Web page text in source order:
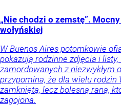
„Nie chodzi o zemstę”.
wołyńskiej
W Buenos Aires potomkowie
pokazują rodzinne zdjęcia i
zamordowanych z niezwykłym
przypomina, że dla wielu rodzin
zamkniętą, lecz bolesną raną,
zagojona.